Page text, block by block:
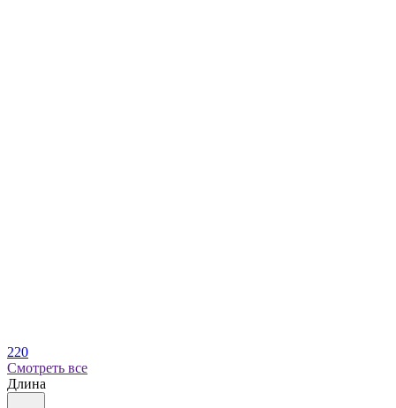
220
Смотреть все
Длина